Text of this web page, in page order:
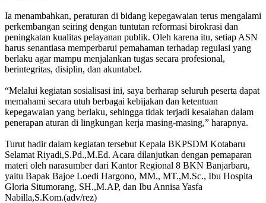
‎Ia menambahkan, peraturan di bidang kepegawaian terus mengalami
perkembangan seiring dengan tuntutan reformasi birokrasi dan
peningkatan kualitas pelayanan publik. Oleh karena itu, setiap ASN
harus senantiasa memperbarui pemahaman terhadap regulasi yang
berlaku agar mampu menjalankan tugas secara profesional,
berintegritas, disiplin, dan akuntabel.
‎“Melalui kegiatan sosialisasi ini, saya berharap seluruh peserta dapat
memahami secara utuh berbagai kebijakan dan ketentuan
kepegawaian yang berlaku, sehingga tidak terjadi kesalahan dalam
penerapan aturan di lingkungan kerja masing-masing,” harapnya.
‎Turut hadir dalam kegiatan tersebut Kepala BKPSDM Kotabaru
Selamat Riyadi,S.Pd.,M.Ed. Acara dilanjutkan dengan pemaparan
materi oleh narasumber dari Kantor Regional 8 BKN Banjarbaru,
yaitu Bapak Bajoe Loedi Hargono, MM., MT.,M.Sc., Ibu Hospita
Gloria Situmorang, SH.,M.AP, dan Ibu Annisa Yasfa
Nabilla,S.Kom.(adv/rez)